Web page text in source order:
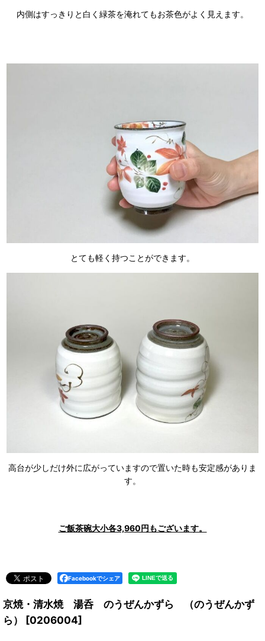
内側はすっきりと白く緑茶を淹れてもお茶色がよく見えます。
とても軽く持つことができます。
高台が少しだけ外に広がっていますので置いた時も安定感がありま
す。
ご飯茶碗大小各3,960円もございます。
Facebookでシェア
京焼・清水焼 湯呑 のうぜんかずら （のうぜんかず
ら）
[0206004]